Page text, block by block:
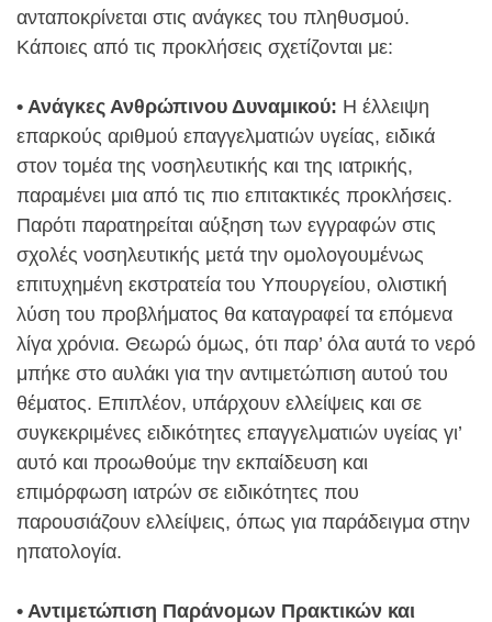
ανταποκρίνεται στις ανάγκες του πληθυσμού.
Κάποιες από τις προκλήσεις σχετίζονται με:
• Ανάγκες Ανθρώπινου Δυναμικού: Η έλλειψη
επαρκούς αριθμού επαγγελματιών υγείας, ειδικά
στον τομέα της νοσηλευτικής και της ιατρικής,
παραμένει μια από τις πιο επιτακτικές προκλήσεις.
Παρότι παρατηρείται αύξηση των εγγραφών στις
σχολές νοσηλευτικής μετά την ομολογουμένως
επιτυχημένη εκστρατεία του Υπουργείου, ολιστική
λύση του προβλήματος θα καταγραφεί τα επόμενα
λίγα χρόνια. Θεωρώ όμως, ότι παρ’ όλα αυτά το νερό
μπήκε στο αυλάκι για την αντιμετώπιση αυτού του
θέματος. Επιπλέον, υπάρχουν ελλείψεις και σε
συγκεκριμένες ειδικότητες επαγγελματιών υγείας γι’
αυτό και προωθούμε την εκπαίδευση και
επιμόρφωση ιατρών σε ειδικότητες που
παρουσιάζουν ελλείψεις, όπως για παράδειγμα στην
ηπατολογία.
• Αντιμετώπιση Παράνομων Πρακτικών και